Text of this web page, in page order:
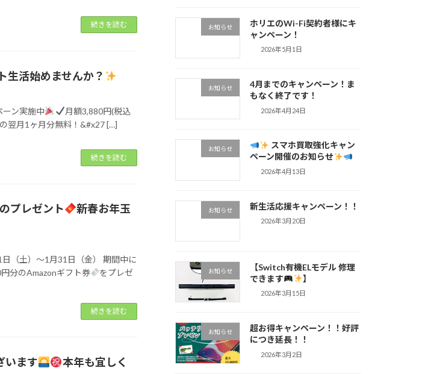
続きを読む
生活始めませんか？
ーン実施中
月額3,880円(税込
翌月1ヶ月分無料！&#x27 […]
続きを読む
プレゼント
新春お年玉
（土）～1月31日（金） 期間中に
分のAmazonギフト券
をプレゼ
続きを読む
います
本年も宜しく
お知らせ
ホリエのWi-Fi契約者様にキ
ャンペーン！
2026年5月1日
お知らせ
4月までのキャンペーン！ま
もなく終了です！
2026年4月24日
お知らせ
スマホ買取強化キャン
ペーン開催のお知らせ
2026年4月13日
お知らせ 新生活応援キャンペーン！！
2026年3月20日
お知らせ
【Switch有機ELモデル 修理
できます
】
2026年3月15日
お知らせ
超お得キャンペーン！！好評
につき延長！！
2026年3月2日